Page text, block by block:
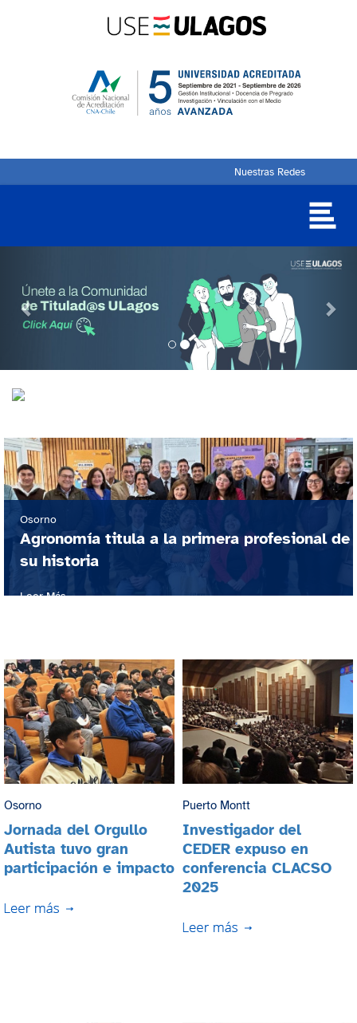
Nuestras Redes
Osorno
Agronomía titula a la primera profesional de
su historia
Leer Más
Osorno
Jornada del Orgullo
Autista tuvo gran
participación e impacto
Puerto Montt
Investigador del
CEDER expuso en
conferencia CLACSO
2025